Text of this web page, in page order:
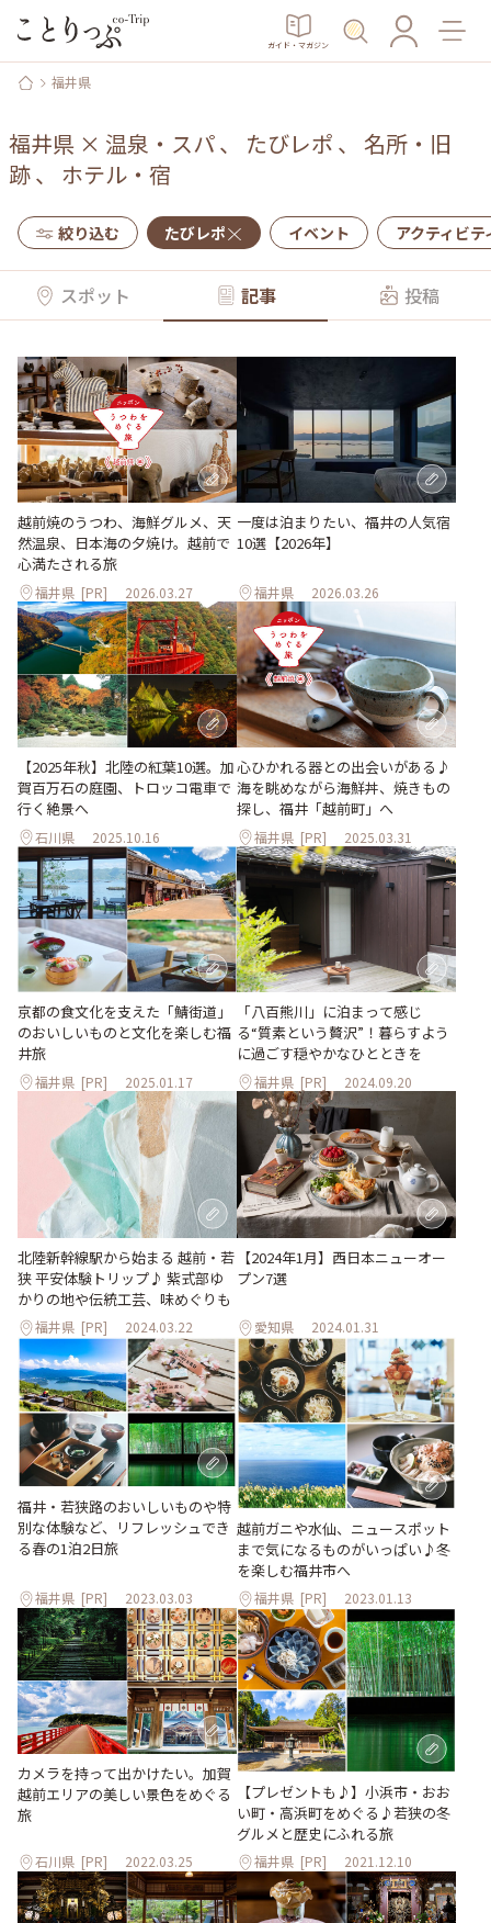
ガイド・マガジン
福井県
福井県 × 温泉・スパ、 たびレポ 、 名所・旧
跡、 ホテル・宿
絞り込む たびレポ イベント アクティビテ
スポット 記事 投稿
越前焼のうつわ、海鮮グルメ、天
然温泉、日本海の夕焼け。越前で
心満たされる旅
福井県 [PR] 2026.03.27
一度は泊まりたい、福井の人気宿
10選【2026年】
福井県 2026.03.26
【2025年秋】北陸の紅葉10選。加
賀百万石の庭園、トロッコ電車で
行く絶景へ
石川県 2025.10.16
心ひかれる器との出会いがある♪
海を眺めながら海鮮丼、焼きもの
探し、福井「越前町」へ
福井県 [PR] 2025.03.31
京都の食文化を支えた「鯖街道」
のおいしいものと文化を楽しむ福
井旅
福井県 [PR] 2025.01.17
「八百熊川」に泊まって感じ
る“質素という贅沢”！暮らすよう
に過ごす穏やかなひとときを
福井県 [PR] 2024.09.20
北陸新幹線駅から始まる 越前・若
狭 平安体験トリップ♪ 紫式部ゆ
かりの地や伝統工芸、味めぐりも
福井県 [PR] 2024.03.22
【2024年1月】西日本ニューオー
プン7選
愛知県 2024.01.31
福井・若狭路のおいしいものや特
別な体験など、リフレッシュでき
る春の1泊2日旅
福井県 [PR] 2023.03.03
越前ガニや水仙、ニュースポット
まで気になるものがいっぱい♪冬
を楽しむ福井市へ
福井県 [PR] 2023.01.13
カメラを持って出かけたい。加賀
越前エリアの美しい景色をめぐる
旅
石川県 [PR] 2022.03.25
【プレゼントも♪】小浜市・おお
い町・高浜町をめぐる♪若狭の冬
グルメと歴史にふれる旅
福井県 [PR] 2021.12.10